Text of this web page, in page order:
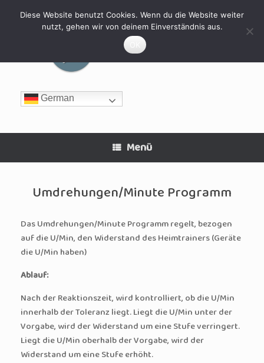
MyHomeFIT
German
Menü
Umdrehungen/Minute Programm
Das Umdrehungen/Minute Programm regelt, bezogen
auf die U/Min, den Widerstand des Heimtrainers (Geräte
die U/Min haben)
Ablauf:
Nach der Reaktionszeit, wird kontrolliert, ob die U/Min
innerhalb der Toleranz liegt. Liegt die U/Min unter der
Vorgabe, wird der Widerstand um eine Stufe verringert.
Liegt die U/Min oberhalb der Vorgabe, wird der
Widerstand um eine Stufe erhöht.
Diese Website benutzt Cookies. Wenn du die Website weiter
nutzt, gehen wir von deinem Einverständnis aus.